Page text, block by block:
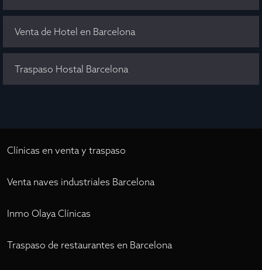
Venta de Hotel en Barcelona
Traspaso Hostal Barcelona
Clínicas en venta y traspaso
Venta naves industriales Barcelona
Inmo Olaya Clínicas
Traspaso de restaurantes en Barcelona